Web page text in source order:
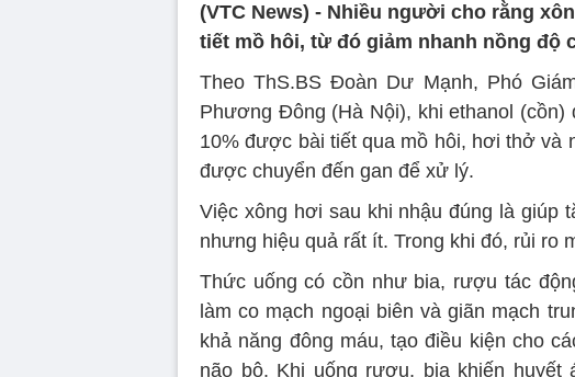
(VTC News) - Nhiều người cho rằng
tiết mồ hôi, từ đó giảm nhanh nồng độ
Theo ThS.BS Đoàn Dư Mạnh, Phó
Phương Đông (Hà Nội), khi ethanol
10% được bài tiết qua mồ hôi, hơi thở và
được chuyển đến gan để xử lý.
Việc xông hơi sau khi nhậu đúng là giúp
nhưng hiệu quả rất ít. Trong khi đó, rủi ro
Thức uống có cồn như bia, rượu tác
làm co mạch ngoại biên và giãn mạch
khả năng đông máu, tạo điều kiện cho
não bộ. Khi uống rượu, bia khiến